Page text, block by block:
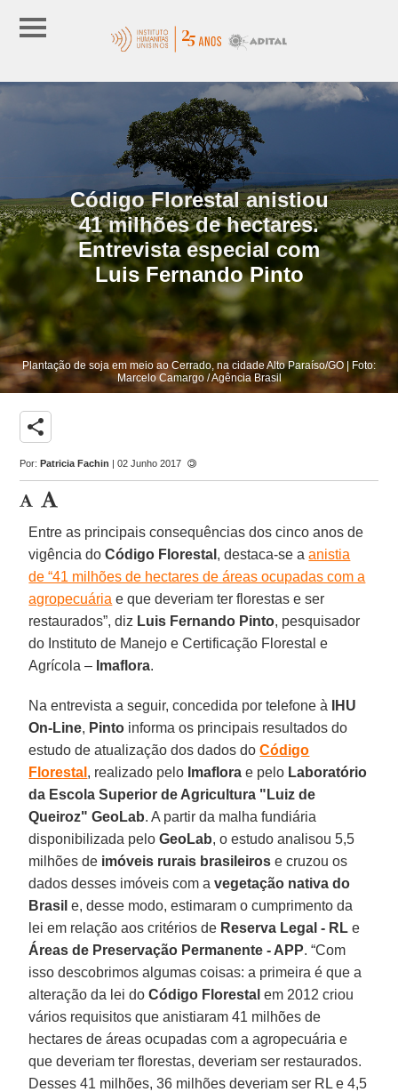
Código Florestal anistiou
41 milhões de hectares.
Entrevista especial com
Luis Fernando Pinto
Plantação de soja em meio ao Cerrado, na cidade Alto Paraíso/GO | Foto:
Marcelo Camargo / Agência Brasil
share
Por:Patricia Fachin | 02 Junho 2017
Entre as principais consequências dos cinco anos de
vigência doCódigo Florestal , destaca-se aanistia
de “41 milhões de hectares de áreas ocupadas com a
agropecuária e que deveriam ter florestas e ser
restaurados”, diz Luis Fernando Pinto, pesquisador
do Instituto de Manejo e Certificação Florestal e
Agrícola – Imaflora.
Na entrevista a seguir, concedida por telefone à
IHU
On-Line, Pinto informa os principais resultados do
estudo de atualização dos dados doCódigo
Florestal , realizado pelo Imaflora e pelo Laboratório
da Escola Superior de Agricultura "Luiz de
Queiroz" GeoLab. A partir da malha fundiária
disponibilizada peloGeoLab, o estudo analisou 5,5
milhões de imóveis rurais brasileiros e cruzou os
dados desses imóveis com avegetação nativa do
Brasil e, desse modo, estimaram o cumprimento da
lei em relação aos critérios de Reserva Legal - RL e
Áreas de Preservação Permanente - APP. “Com
isso descobrimos algumas coisas: a primeira é que a
alteração da lei doCódigo Florestal em 2012 criou
vários requisitos que anistiaram 41 milhões de
hectares de áreas ocupadas com a agropecuária e
que deveriam ter florestas, deveriam ser restaurados.
Desses 41 milhões, 36 milhões deveriam ser RL e 4,5